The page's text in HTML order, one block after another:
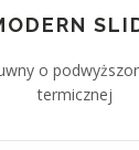
o
termicznej